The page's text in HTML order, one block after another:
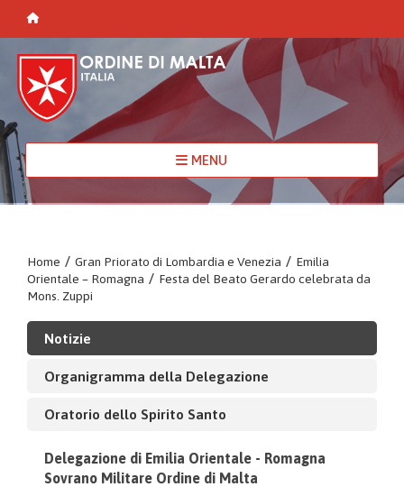
MENU
Home / Gran Priorato di Lombardia e Venezia / Emilia
Orientale – Romagna / Festa del Beato Gerardo celebrata da
Mons. Zuppi
Notizie
Organigramma della Delegazione
Oratorio dello Spirito Santo
Delegazione di Emilia Orientale - Romagna
Sovrano Militare Ordine di Malta